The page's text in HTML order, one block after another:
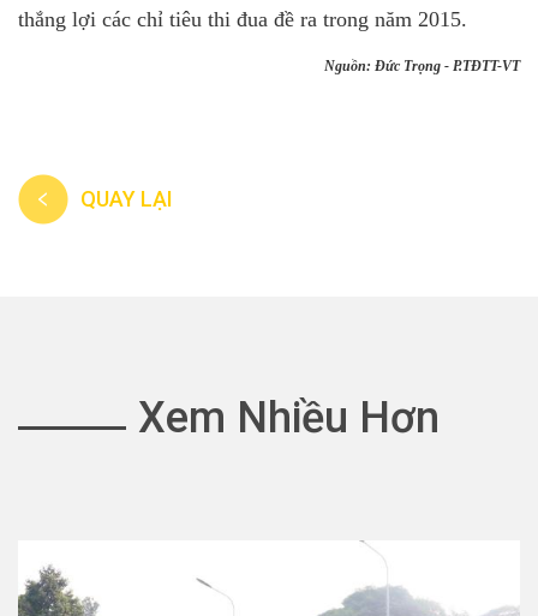
thắng lợi các chỉ tiêu thi đua đề ra trong năm 2015.
Nguồn: Đức Trọng - P.TĐTT-VT
QUAY LẠI
Xem Nhiều Hơn